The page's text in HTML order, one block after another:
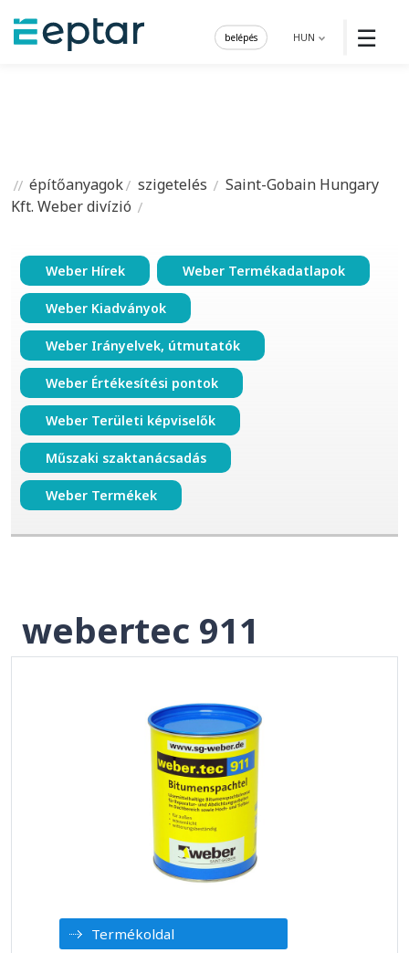
☰
HUN
belépés
építőanyagok szigetelés
Saint-Gobain Hungary
Kft. Weber divízió
Weber Hírek Weber Termékadatlapok
Weber Kiadványok
Weber Irányelvek, útmutatók
Weber Értékesítési pontok
Weber Területi képviselők
Műszaki szaktanácsadás
Weber Termékek
webertec 911
Termékoldal